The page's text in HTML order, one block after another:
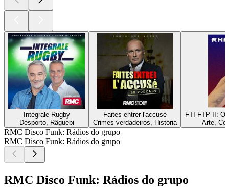
Intégrale Rugby
Desporto, Râguebi
Faites entrer l'accusé
Crimes verdadeiros, História
FTI FTP II:
Arte,
RMC Disco Funk: Rádios do grupo
RMC Disco Funk: Rádios do grupo
RMC Disco Funk: Rádios do grupo